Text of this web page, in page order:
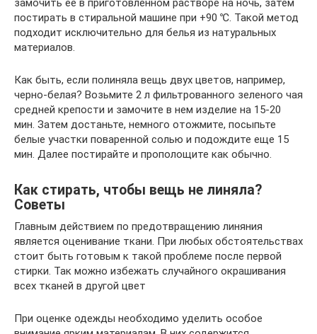
замочить ее в приготовленном растворе на ночь, затем
постирать в стиральной машине при +90 ℃. Такой метод
подходит исключительно для белья из натуральных
материалов.
Как быть, если полиняла вещь двух цветов, например,
черно-белая? Возьмите 2 л фильтрованного зеленого чая
средней крепости и замочите в нем изделие на 15-20
мин. Затем достаньте, немного отожмите, посыпьте
белые участки поваренной солью и подождите еще 15
мин. Далее постирайте и прополощите как обычно.
Как стирать, чтобы вещь не линяла?
Советы
Главным действием по предотвращению линяния
является оценивание ткани. При любых обстоятельствах
стоит быть готовым к такой проблеме после первой
стирки. Так можно избежать случайного окрашивания
всех тканей в другой цвет
При оценке одежды необходимо уделить особое